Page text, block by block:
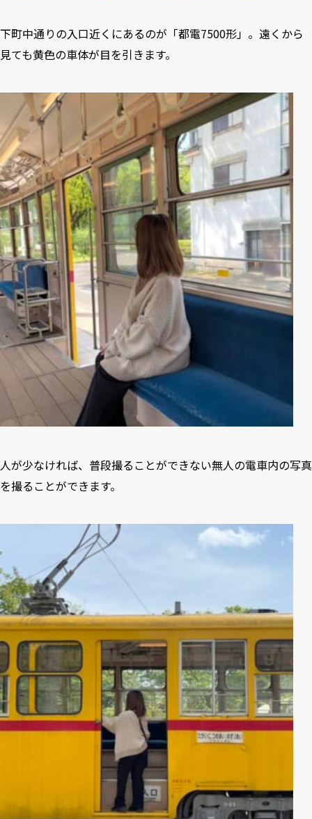
下町中通りの入口近くにあるのが「都電7500形」。遠くから
見ても黄色の車体が目を引きます。
人が少なければ、普段撮ることができない無人の電車内の写真
を撮ることができます。